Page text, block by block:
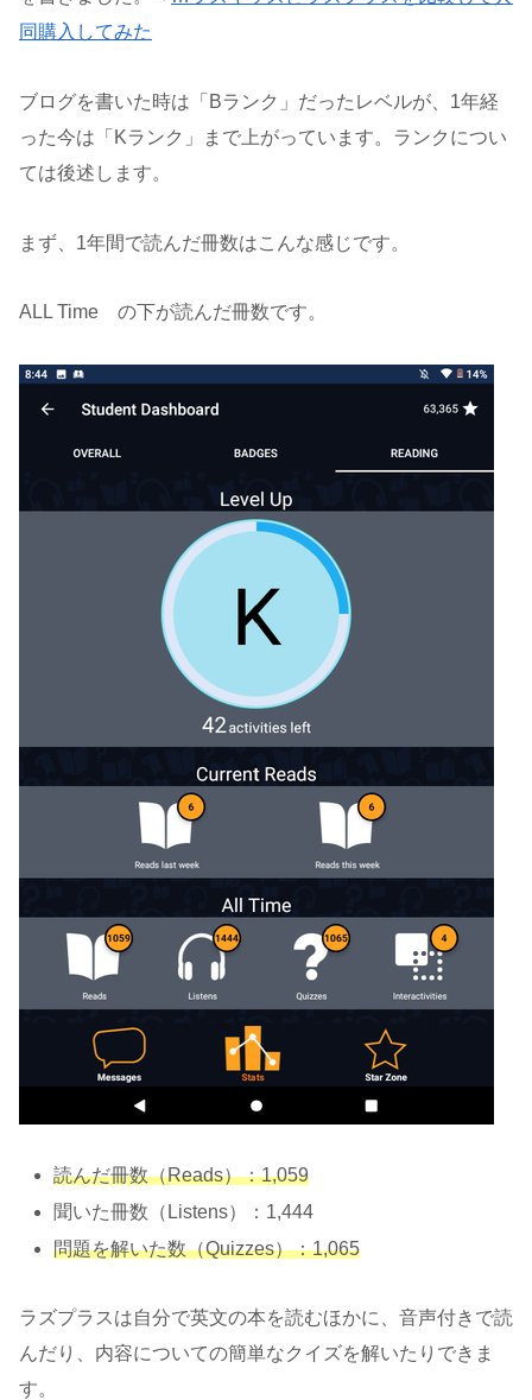
同購入してみた
ブログを書いた時は「Bランク」だったレベルが、1年経
った今は「Kランク」まで上がっています。ランクについ
ては後述します。
まず、1年間で読んだ冊数はこんな感じです。
ALL Time の下が読んだ冊数です。
読んだ冊数（Reads）：1,059
聞いた冊数（Listens）：1,444
問題を解いた数（Quizzes）：1,065
ラズプラスは自分で英文の本を読むほかに、音声付きで読
んだり、内容についての簡単なクイズを解いたりできま
す。